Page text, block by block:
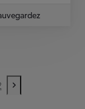
Next page